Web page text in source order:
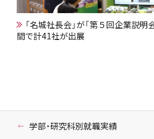
「名城社長会」が「第５回企業説明
間で計41社が出展
学部・研究科別就職実績